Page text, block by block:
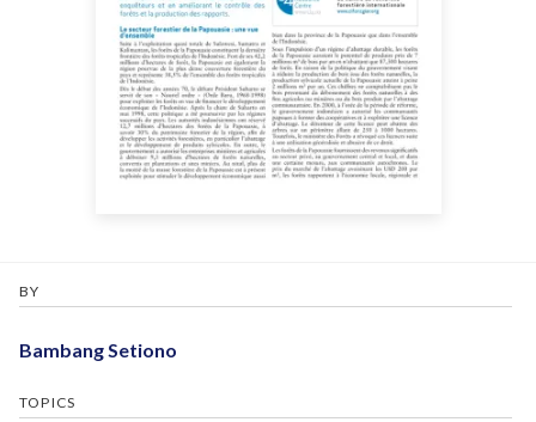
BY
Bambang Setiono
TOPICS